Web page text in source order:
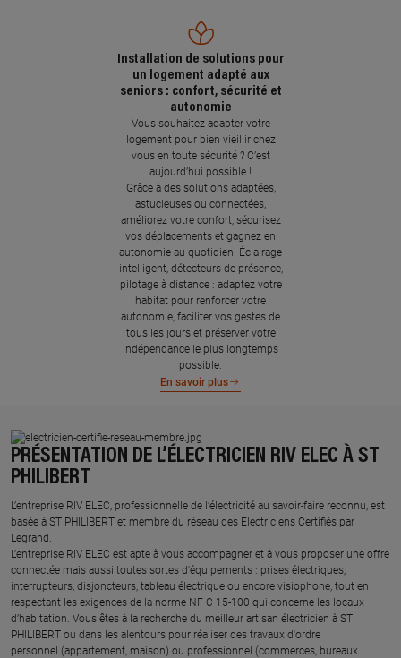
Installation de solutions pour
un logement adapté aux
seniors : confort, sécurité et
autonomie
Vous souhaitez adapter votre
logement pour bien vieillir chez
vous en toute sécurité ? C’est
aujourd’hui possible !
Grâce à des solutions adaptées,
astucieuses ou connectées,
améliorez votre confort, sécurisez
vos déplacements et gagnez en
autonomie au quotidien. Éclairage
intelligent, détecteurs de présence,
pilotage à distance : adaptez votre
habitat pour renforcer votre
autonomie, faciliter vos gestes de
tous les jours et préserver votre
indépendance le plus longtemps
possible.
En savoir plus
PRÉSENTATION DE L’ÉLECTRICIEN RIV ELEC À ST
PHILIBERT
L’entreprise RIV ELEC, professionnelle de l’électricité au savoir-faire reconnu, est
basée à ST PHILIBERT et membre du réseau des Electriciens Certifiés par
Legrand.​
L’entreprise RIV ELEC est apte à vous accompagner et à vous proposer une offre
connectée mais aussi toutes sortes d'équipements : prises électriques,
interrupteurs, disjoncteurs, tableau électrique ou encore visiophone, tout en
respectant les exigences de la norme NF C 15-100 qui concerne les locaux
d’habitation. Vous êtes à la recherche du meilleur artisan électricien à ST
PHILIBERT ou dans les alentours pour réaliser des travaux d'ordre
personnel (appartement, maison) ou professionnel (commerces, bureaux